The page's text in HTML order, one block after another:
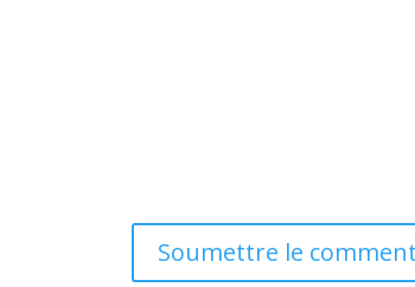
Soumettre le